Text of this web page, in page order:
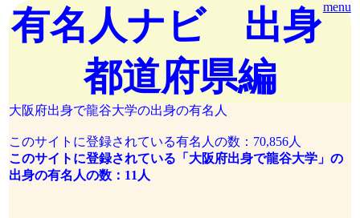
menu
有名人ナビ 出身
都道府県編
大阪府出身で龍谷大学の出身の有名人
このサイトに登録されている有名人の数：70,856人
このサイトに登録されている「大阪府出身で龍谷大学」の
出身の有名人の数：11人